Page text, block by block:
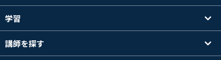
学習
講師を探す